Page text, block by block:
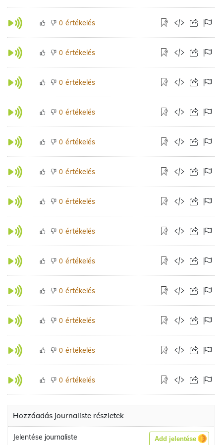
0 értékelés
0 értékelés
0 értékelés
0 értékelés
0 értékelés
0 értékelés
0 értékelés
0 értékelés
0 értékelés
0 értékelés
0 értékelés
0 értékelés
0 értékelés
Hozzáadás journaliste részletek
Jelentése journaliste Add jelentése